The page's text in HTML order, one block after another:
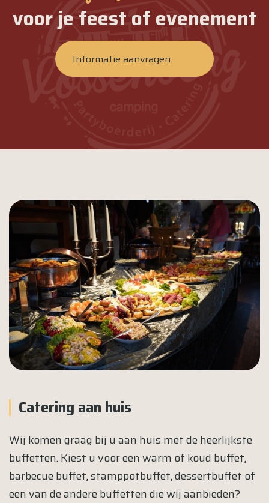
voor je feest of evenement
Informatie aanvragen
Catering aan huis
Wij komen graag bij u aan huis met de heerlijkste
buffetten. Kiest u voor een warm of koud buffet,
barbecue buffet, stamppotbuffet, dessertbuffet of
een van de andere buffetten die wij aanbieden?